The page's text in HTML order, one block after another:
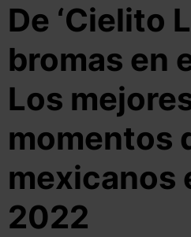
De ‘Cielito
bromas en
Los
momentos
mexicanos
2022